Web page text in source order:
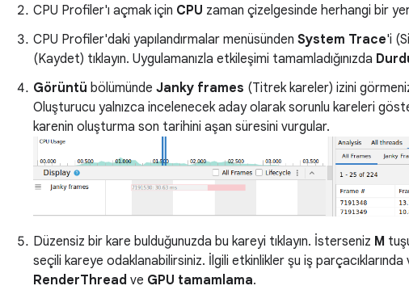
CPU Profiler'ı açmak için CPU zaman çizelgesinde herhangi bir yeri
CPU Profiler'daki yapılandırmalar menüsünden System Trace'i
(Kaydet) tıklayın. Uygulamanızla etkileşimi tamamladığınızda
Görüntü bölümünde Janky frames (Titrek kareler) izini
Oluşturucu yalnızca incelenecek aday olarak sorunlu kareleri
karenin oluşturma son tarihini aşan süresini vurgular.
Düzensiz bir kare bulduğunuzda bu kareyi tıklayın. İsterseniz M
seçili kareye odaklanabilirsiniz. İlgili etkinlikler şu iş parçacıklarında
RenderThread ve GPU tamamlama.